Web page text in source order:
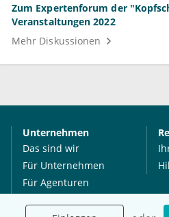
Zum Expertenforum der
Veranstaltungen 2022
Mehr Diskussionen
Unternehmen
Das sind wir
Für Unternehmen
Für Agenturen